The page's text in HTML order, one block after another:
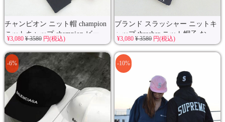
チャンピオン ニット帽 champion
ニットキャップ champion ビー
ニ...
¥3,080 ¥ 3580円(税込)
ブランド スラッシャー ニットキ
ャップ thrasher ニット帽子 お...
¥3,080¥ 3580円(税込)
-6% -10%